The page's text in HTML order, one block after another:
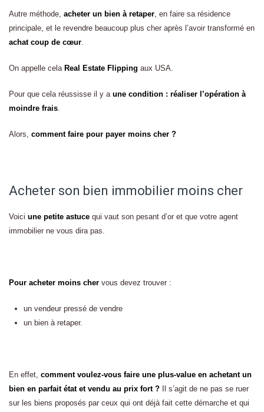
Autre méthode, acheter un bien à retaper, en faire sa résidence
principale, et le revendre beaucoup plus cher après l’avoir transformé en
achat coup de cœur.
On appelle cela Real Estate Flipping aux USA.
Pour que cela réussisse il y a une condition : réaliser l’opération à
moindre frais.
Alors, comment faire pour payer moins cher ?
Acheter son bien immobilier moins cher
Voici une petite astuce qui vaut son pesant d’or et que votre agent
immobilier ne vous dira pas.
Pour acheter moins cher vous devez trouver :
un vendeur pressé de vendre
un bien à retaper.
En effet, comment voulez-vous faire une plus-value en achetant un
bien en parfait état et vendu au prix fort ? Il s’agit de ne pas se ruer
sur les biens proposés par ceux qui ont déjà fait cette démarche et qui